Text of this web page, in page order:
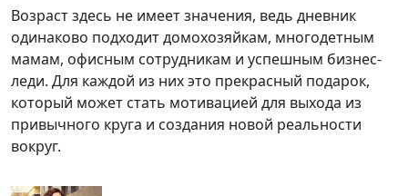
Возраст здесь не имеет значения, ведь дневник
одинаково подходит домохозяйкам, многодетным
мамам, офисным сотрудникам и успешным бизнес-
леди. Для каждой из них это прекрасный подарок,
который может стать мотивацией для выхода из
привычного круга и создания новой реальности
вокруг.